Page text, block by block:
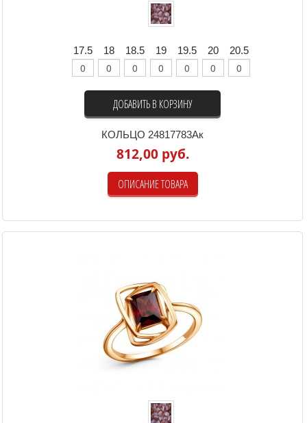
17.5 18 18.5 19 19.5 20 20.5
ДОБАВИТЬ В КОРЗИНУ
КОЛЬЦО 24817783Ак
812,00 руб.
ОПИСАНИЕ ТОВАРА